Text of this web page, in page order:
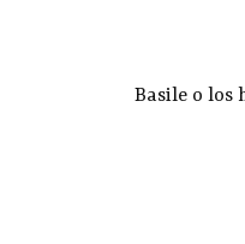
Basile o los